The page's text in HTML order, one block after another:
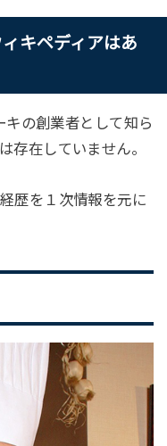
キペディアはあ
の創業者として知ら
存在していません。
歴を１次情報を元に